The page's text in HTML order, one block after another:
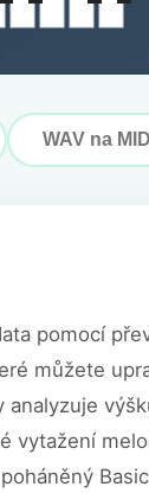
WAV na MIDI
pomocí
můžete
vytažení